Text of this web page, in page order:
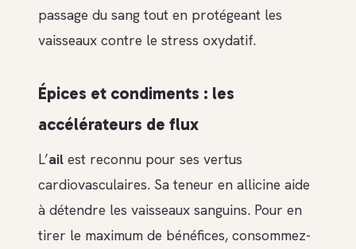
passage du sang tout en protégeant les
vaisseaux contre le stress oxydatif.
Épices et condiments : les
accélérateurs de flux
L’ail est reconnu pour ses vertus
cardiovasculaires. Sa teneur en allicine aide
à détendre les vaisseaux sanguins. Pour en
tirer le maximum de bénéfices, consommez-